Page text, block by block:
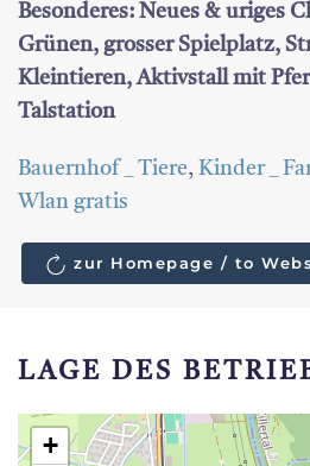
Besonderes: Neues & uriges
Grünen, grosser Spielplatz,
Kleintieren, Aktivstall mit
Talstation
Bauernhof _ Tiere, Kinder _
Wlan gratis
zur Homepage / to
LAGE DES
+